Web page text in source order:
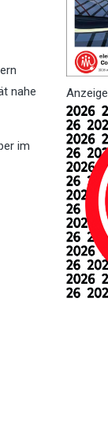
nahe
im
Anzeige